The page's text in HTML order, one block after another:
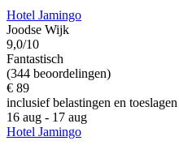
Hotel Jamingo
Joodse Wijk
9,0/10
Fantastisch
(344 beoordelingen)
€ 89
inclusief belastingen en toeslagen
16 aug - 17 aug
Hotel Jamingo